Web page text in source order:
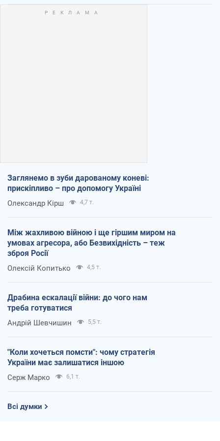
Заглянемо в зуби дарованому коневі:
прискіпливо – про допомогу Україні
Олександр Кірш 4,7 т.
Між жахливою війною і ще гіршим миром на
умовах агресора, або Безвихідність – теж
зброя Росії
Олексій Копитько 4,5 т.
Драбина ескалації війни: до чого нам
треба готуватися
Андрій Шевчишин 5,5 т.
"Коли хочеться помсти": чому стратегія
України має залишатися іншою
Серж Марко 6,1 т.
Всі думки